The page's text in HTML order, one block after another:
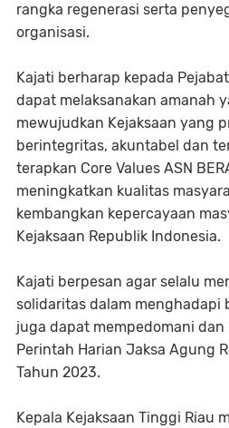
rangka regenerasi serta
organisasi.
Kajati berharap kepada
dapat melaksanakan amanah
mewujudkan Kejaksaan yang
berintegritas, akuntabel dan
terapkan Core Values ASN
meningkatkan kualitas
kembangkan kepercayaan
Kejaksaan Republik Indonesia.
Kajati berpesan agar selalu
solidaritas dalam menghadapi
juga dapat mempedomani dan
Perintah Harian Jaksa Agung
Tahun 2023.
Kepala Kejaksaan Tinggi Riau